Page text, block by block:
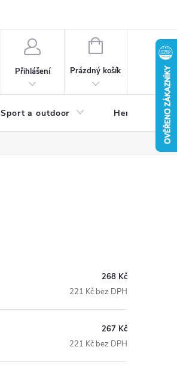
Přihlášení
NÁKUPNÍ
Prázdný košík
Sport a outdoor Herní zóna
268 Kč
221 Kč bez DPH
267 Kč
221 Kč bez DPH